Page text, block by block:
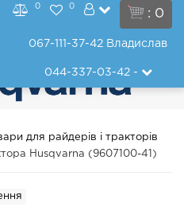
: 0
0 0
067-111-37-42 Владислав
044-337-03-42-
для райдерів і тракторів
Husqvarna (9607100-41)